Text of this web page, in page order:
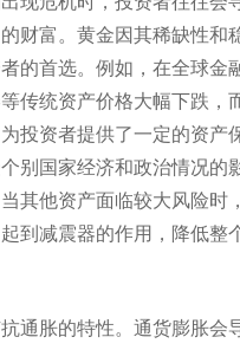
财富。黄金因其稀缺性和
的首选。例如，在全球金
传统资产价格大幅下跌，
投资者提供了一定的资产
别国家经济和政治情况的
其他资产面临较大风险时
到减震器的作用，降低整
通胀的特性。通货膨胀会